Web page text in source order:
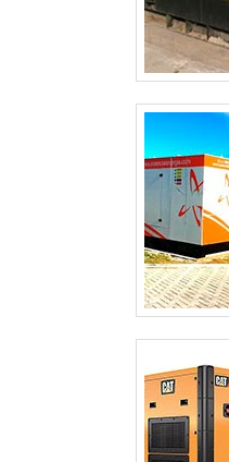
ALUGUEL DE GERADOR DE
ALUGUEL DE GERADOR DE
ALUGUEL DE GERADOR DE
ALUGUEL DE GERADOR DE
ALUGUEL DE GERADOR DE
ALUGUEL DE GERADOR DE
ALUGUEL DE GERADOR 500 KVA
CABINES ACÚSTICAS PARA
GERADOR TERMOELÉTRICO